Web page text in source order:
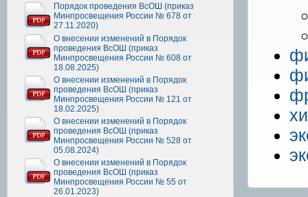
Порядок проведения ВсОШ (приказ
Минпросвещения России № 678 от
27.11.2020)
О внесении изменений в Порядок
проведения ВсОШ (приказ
Минпросвещения России № 608 от
18.08.2025)
О внесении изменений в Порядок
проведения ВсОШ (приказ
Минпросвещения России № 121 от
18.02.2025)
О внесении изменений в Порядок
проведения ВсОШ (приказ
Минпросвещения России № 528 от
05.08.2024)
О внесении изменений в Порядок
проведения ВсОШ (приказ
Минпросвещения России № 55 от
26.01.2023)